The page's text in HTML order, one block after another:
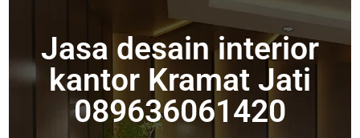
Jasa desain interior kantor
Kramat Jati
No Comments
Jasa desain interior
kantor Kramat Jati
089636061420